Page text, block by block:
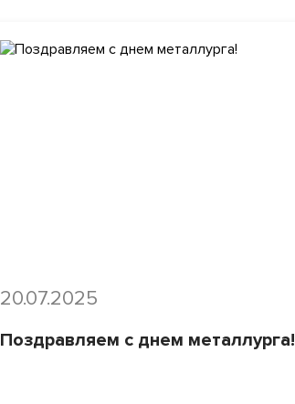
20.07.2025
Поздравляем с днем металлурга!